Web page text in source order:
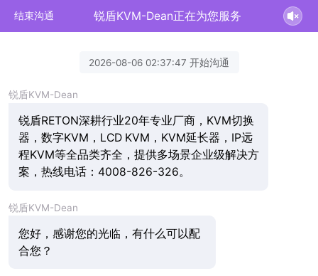
结束沟通 锐盾KVM-Dean正在为您服务
2026-08-06 02:37:47 开始沟通
锐盾KVM-Dean
锐盾RETON深耕行业20年专业厂商，KVM切换
器，数字KVM，LCD KVM，KVM延长器，IP远
程KVM等全品类齐全，提供多场景企业级解决方
案，热线电话：4008-826-326。
锐盾KVM-Dean
您好，感谢您的光临，有什么可以配
合您？